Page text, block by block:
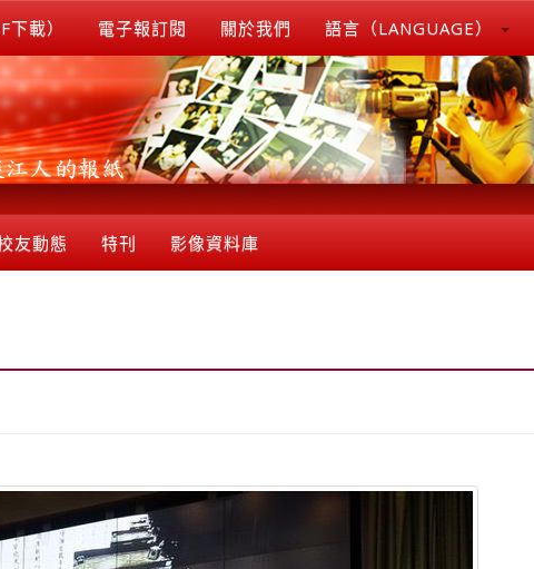
載） 電子報訂閱 關於我們 語言（LANGUAGE）
友動態 特刊 影像資料庫